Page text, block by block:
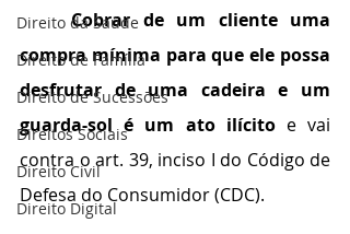
Direito da Saúde
Direito de Família
Direito de Sucessões
Direitos Sociais
Direito Civil
Direito Digital
Cobrar de um cliente uma
compra mínima para que ele possa
desfrutar de uma cadeira e um
guarda-sol é um ato ilícito e vai
contra o art. 39, inciso I do Código de
Defesa do Consumidor (CDC).